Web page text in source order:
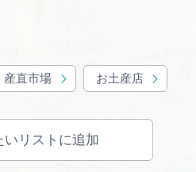
産直市場 お土産店
いリストに追加